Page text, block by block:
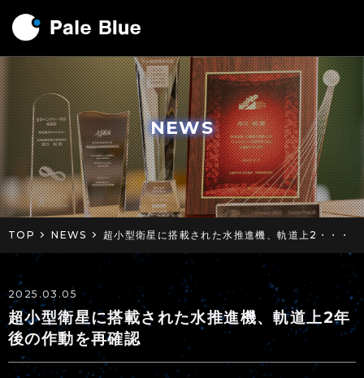
NEWS
TOP NEWS 超小型衛星に搭載された水推進機、軌道上2・・・
2025.03.05
超小型衛星に搭載された水推進機、軌道上2年
後の作動を再確認